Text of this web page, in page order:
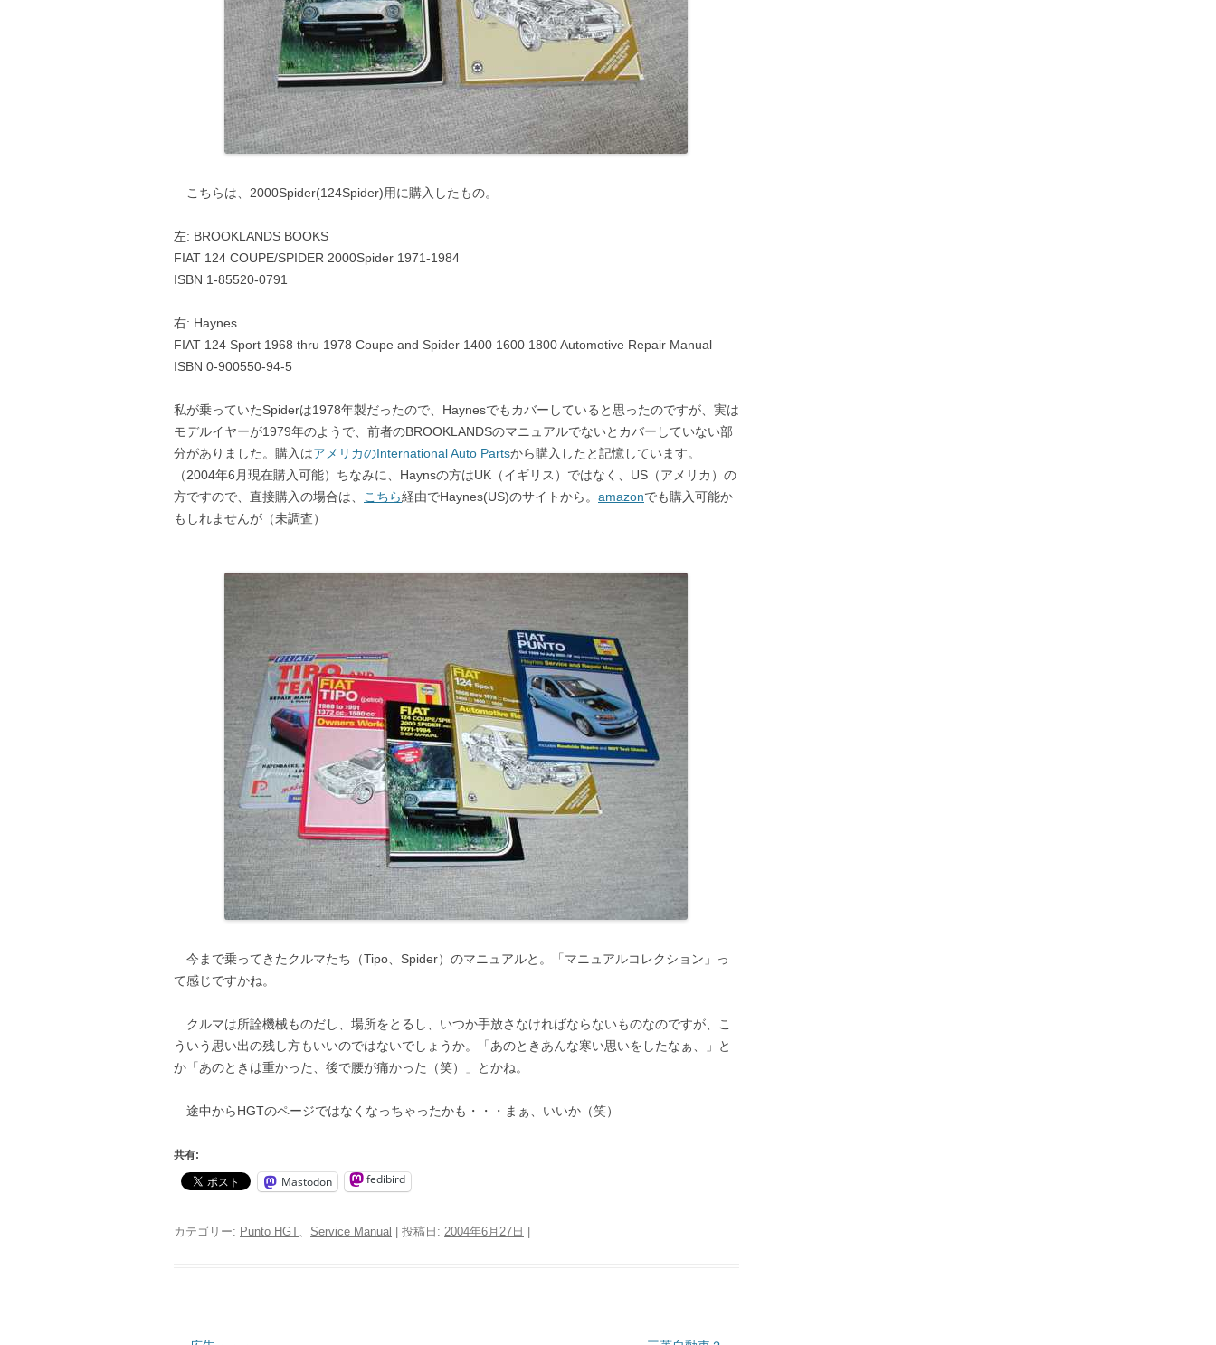
こちらは、2000Spider(124Spider)用に購入したもの。
左: BROOKLANDS BOOKS
FIAT 124 COUPE/SPIDER 2000Spider 1971-1984
ISBN 1-85520-0791
右: Haynes
FIAT 124 Sport 1968 thru 1978 Coupe and Spider 1400 1600 1800 Automotive Repair Manual
ISBN 0-900550-94-5
私が乗っていたSpiderは1978年製だったので、Haynesでもカバーしていると思ったのですが、実は
モデルイヤーが1979年のようで、前者のBROOKLANDSのマニュアルでないとカバーしていない部
分がありました。購入はアメリカのInternational Auto Partsから購入したと記憶しています。
（2004年6月現在購入可能）ちなみに、Haynsの方はUK（イギリス）ではなく、US（アメリカ）の
方ですので、直接購入の場合は、
こちら経由でHaynes(US)のサイトから。 amazonでも購入可能か
もしれませんが（未調査）
今まで乗ってきたクルマたち（Tipo、Spider）のマニュアルと。「マニュアルコレクション」っ
て感じですかね。
クルマは所詮機械ものだし、場所をとるし、いつか手放さなければならないものなのですが、こ
ういう思い出の残し方もいいのではないでしょうか。「あのときあんな寒い思いをしたなぁ、」と
か「あのときは重かった、後で腰が痛かった（笑）」とかね。
途中からHGTのページではなくなっちゃったかも・・・まぁ、いいか（笑）
共有:
Mastodon fedibird
カテゴリー: Punto HGT Service Manual | 投稿日: 2004年6月27日 |